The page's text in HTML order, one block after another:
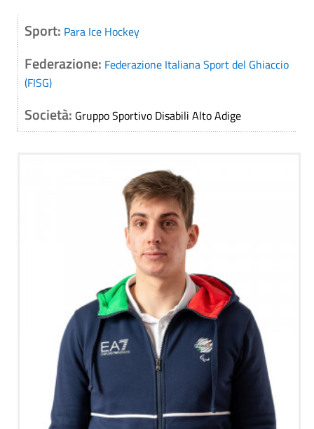
Sport: Para Ice Hockey
Federazione: Federazione Italiana Sport del Ghiaccio
(FISG)
Società: Gruppo Sportivo Disabili Alto Adige